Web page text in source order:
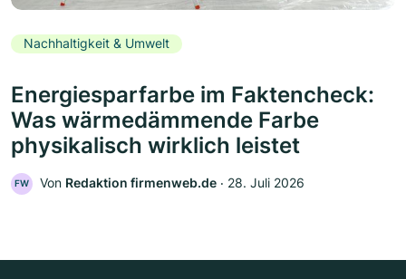
Nachhaltigkeit & Umwelt
Energiesparfarbe im Faktencheck:
Was wärmedämmende Farbe
physikalisch wirklich leistet
FW Von Redaktion firmenweb.de ‧ 28. Juli 2026